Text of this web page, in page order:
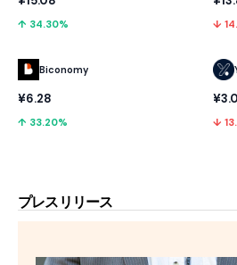
↑ 34.30%
Biconomy
¥6.28
↑ 33.20%
↓
↓
プレスリリース